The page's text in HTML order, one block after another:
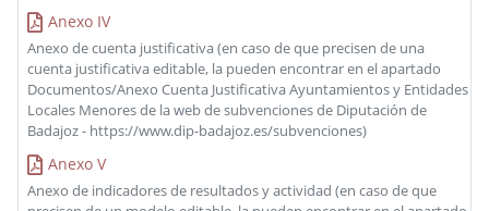
Anexo IV
Anexo de cuenta justificativa (en caso de que precisen de una
cuenta justificativa editable, la pueden encontrar en el apartado
Documentos/Anexo Cuenta Justificativa Ayuntamientos y Entidades
Locales Menores de la web de subvenciones de Diputación de
Badajoz - https://www.dip-badajoz.es/subvenciones)
Anexo V
Anexo de indicadores de resultados y actividad (en caso de que